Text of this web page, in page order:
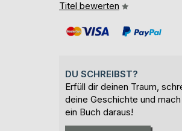
Titel bewerten
DU SCHREIBST?
Erfüll dir deinen Traum,
deine Geschichte und
ein Buch daraus!